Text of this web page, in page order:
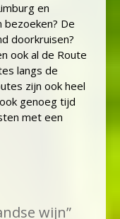
en
De
doorkruisen?
ook al de Route
langs de
zijn ook heel
genoeg tijd
met een
wijn”